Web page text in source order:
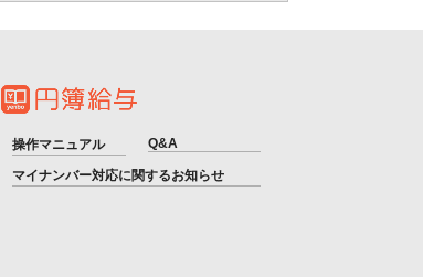
操作マニュアル Q&A
マイナンバー対応に関するお知らせ